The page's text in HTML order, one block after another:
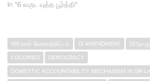
In "6 வருட யுத்த பூர்த்தி"
100 நாள் வேலைத்திட்டம் 13 AMENDMENT
COLOMBO
DEMOCRACY
DOMESTIC ACCOUNTABILITY MECHANISM IN SRI